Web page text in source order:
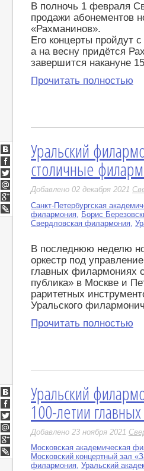
В полночь 1 февраля
продажи абонементов
«Рахманинов».
Его концерты пройдут
а на весну придётся
завершится накануне
Прочитать полностью
Уральский
столичные
Добавлено 02 декабря 2021
Санкт-Петербургская
филармония Борис
Свердловская филармония
В последнюю неделю
оркестр под
главных филармониях
публика» в Москве и
раритетных
Уральского
Прочитать полностью
ВКонтакте
Facebook
Twitter
Мой
Мир
Google+
LiveJournal
Уральский
100-летии
Добавлено 23 ноября 2021
Московская академическая
Московский концертный зал
филармония, Уральский
ВКонтакте
Facebook
Twitter
Мой
Мир
Google+
LiveJournal